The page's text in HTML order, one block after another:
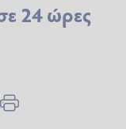
24 ώρες